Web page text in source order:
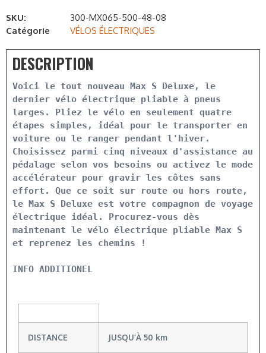
SKU:
300-MX065-500-48-08
Catégorie
VÉLOS ÉLECTRIQUES
DESCRIPTION
Voici le tout nouveau Max S Deluxe, le
dernier vélo électrique pliable à pneus
larges. Pliez le vélo en seulement quatre
étapes simples, idéal pour le transporter en
voiture ou le ranger pendant l'hiver.
Choisissez parmi cinq niveaux d'assistance au
pédalage selon vos besoins ou activez le mode
accélérateur pour gravir les côtes sans
effort. Que ce soit sur route ou hors route,
le Max S Deluxe est votre compagnon de voyage
électrique idéal. Procurez-vous dès
maintenant le vélo électrique pliable Max S
et reprenez les chemins !
INFO ADDITIONEL
DISTANCE JUSQU’À 50 km